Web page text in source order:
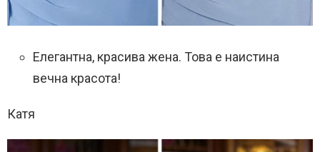
Елегантна, красива жена. Това е наистина
вечна красота!
Катя